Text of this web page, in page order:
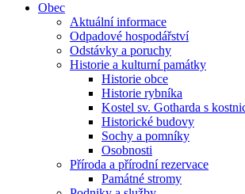
Obec
Aktuální informace
Odpadové hospodářství
Odstávky a poruchy
Historie a kulturní památky
Historie obce
Historie rybníka
Kostel sv. Gotharda s
Historické budovy
Sochy a pomníky
Osobnosti
Příroda a přírodní rezervace
Památné stromy